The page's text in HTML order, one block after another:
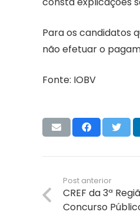
Para os candidatos
não efetuar o
Fonte: IOBV
Post anterior
CREF da 3ª
Concurso